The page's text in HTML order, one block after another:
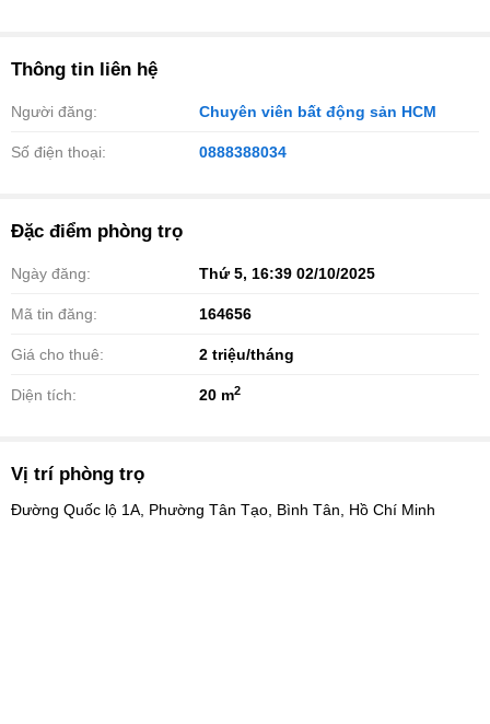
Thông tin liên hệ
Người đăng: Chuyên viên bất động sản HCM
Số điện thoại: 0888388034
Đặc điểm phòng trọ
Ngày đăng: Thứ 5, 16:39 02/10/2025
Mã tin đăng: 164656
Giá cho thuê: 2 triệu/tháng
Diện tích: 20 m2
Vị trí phòng trọ
Đường Quốc lộ 1A, Phường Tân Tạo, Bình Tân, Hồ Chí Minh